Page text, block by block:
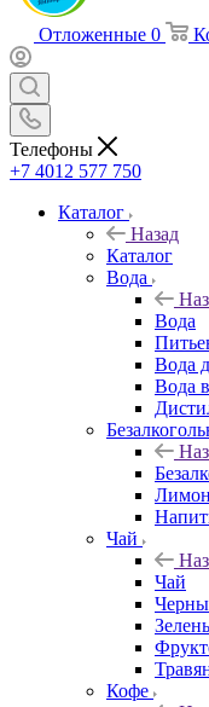
Отложенные 0
Телефоны
+7 4012 577 750
Каталог
Назад
Каталог
Вода
Вода
Вода
Вода
Чай
Чай
Кофе